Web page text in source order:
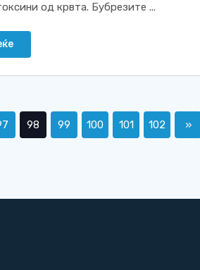
од крвта. Бубрезите ...
98 99 100 101 102 »